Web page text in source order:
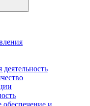
обеспечение и